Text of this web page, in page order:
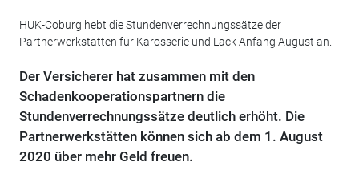
HUK-Coburg hebt die Stundenverrechnungssätze der
Partnerwerkstätten für Karosserie und Lack Anfang August an.
Der Versicherer hat zusammen mit den
Schadenkooperationspartnern die
Stundenverrechnungssätze deutlich erhöht. Die
Partnerwerkstätten können sich ab dem 1. August
2020 über mehr Geld freuen.